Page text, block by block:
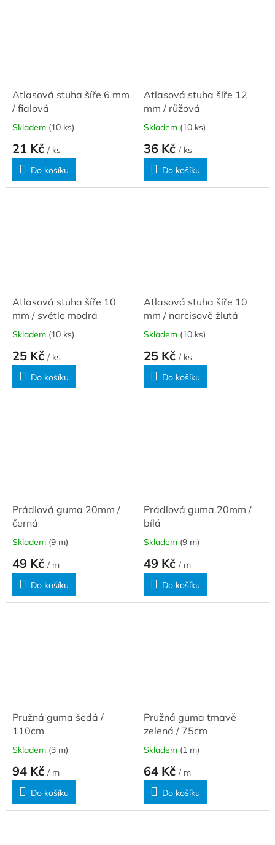
Atlasová stuha šíře 6 mm
/ fialová
Skladem (10 ks)
21 Kč / ks
Do košíku
Atlasová stuha šíře 12
mm / růžová
Skladem (10 ks)
36 Kč / ks
Do košíku
Atlasová stuha šíře 10
mm / světle modrá
Skladem (10 ks)
25 Kč / ks
Do košíku
Atlasová stuha šíře 10
mm / narcisově žlutá
Skladem (10 ks)
25 Kč / ks
Do košíku
Prádlová guma 20mm /
černá
Skladem (9 m)
49 Kč / m
Do košíku
Prádlová guma 20mm /
bílá
Skladem (9 m)
49 Kč / m
Do košíku
Pružná guma šedá /
110cm
Skladem (3 m)
94 Kč / m
Do košíku
Pružná guma tmavě
zelená / 75cm
Skladem (1 m)
64 Kč / m
Do košíku